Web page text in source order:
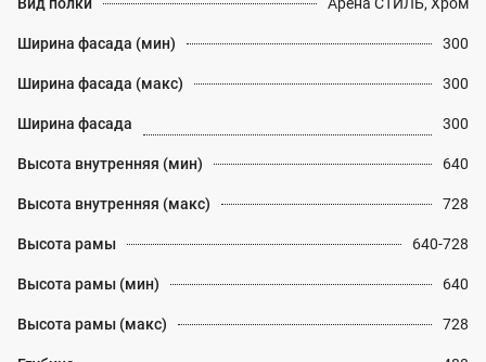
Ширина фасада (мин) 300
Ширина фасада (макс) 300
Ширина фасада 300
Высота внутренняя (мин) 640
Высота внутренняя (макс) 728
Высота рамы 640-728
Высота рамы (мин) 640
Высота рамы (макс) 728